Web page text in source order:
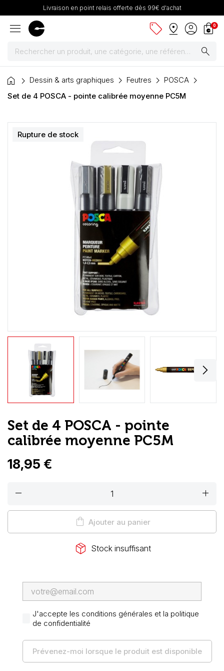
Livraison en point relais offerte dès 99€ d'achat
menu sell pin_drop account_circle shopping_bag
0
search
Peintures
Dessin & arts graphiques
Cartons mousse & plume
home Dessin & arts graphiques Feutres
POSCA
Set de 4 POSCA - pointe calibrée moyenne PC5M
Rupture de stock
Set de 4 POSCA - pointe
calibrée moyenne PC5M
18,95 €
remove add
shopping_bag Ajouter au panier
package_2 Stock insuffisant
J'accepte les conditions générales et la politique
de confidentialité
Prévenez-moi lorsque le produit est disponible